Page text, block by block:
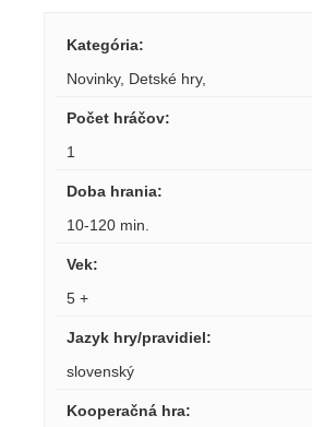
Kategória:
Novinky, Detské hry,
Počet hráčov:
1
Doba hrania:
10-120 min.
Vek:
5 +
Jazyk hry/pravidiel:
slovenský
Kooperačná hra: